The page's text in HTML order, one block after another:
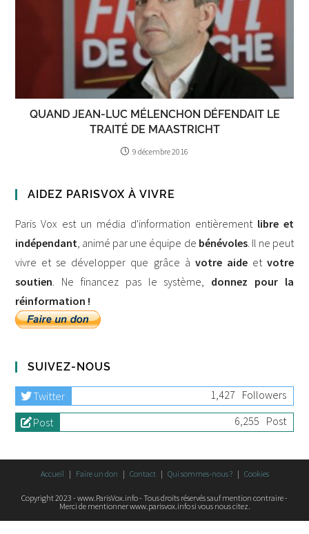
QUAND JEAN-LUC MÉLENCHON DÉFENDAIT LE
TRAITÉ DE MAASTRICHT
9 décembre 2016
AIDEZ PARISVOX À VIVRE
Paris Vox est un média d'information entièrement libre et
indépendant, animé par une équipe de bénévoles. Il ne peut
vivre et se développer que grâce à votre aideet votre
soutien. Ne financez pas le système, donnez pour la
réinformation !
SUIVEZ-NOUS
Twitter 1,427 Followers
Post
6,255 Post
Accueil Faire un don Contact Qui sommes-nous ? Cookies
Copyright 2023 - www.ParisVox.info - Tous droits réservés sauf mention contraire -
Merci de mentionner www.parisvox.info si vous nous citez.